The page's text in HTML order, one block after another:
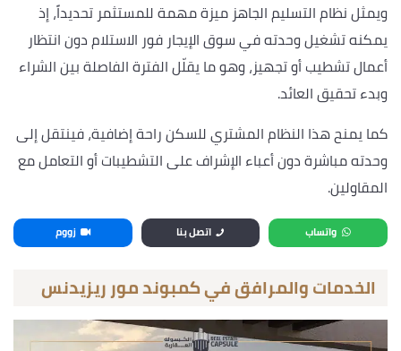
ويمثل نظام التسليم الجاهز ميزة مهمة للمستثمر تحديداً، إذ
يمكنه تشغيل وحدته في سوق الإيجار فور الاستلام دون انتظار
أعمال تشطيب أو تجهيز، وهو ما يقلّل الفترة الفاصلة بين الشراء
وبدء تحقيق العائد.
كما يمنح هذا النظام المشتري للسكن راحة إضافية، فينتقل إلى
وحدته مباشرة دون أعباء الإشراف على التشطيبات أو التعامل مع
المقاولين.
واتساب اتصل بنا زووم
الخدمات والمرافق في كمبوند مور ريزيدنس